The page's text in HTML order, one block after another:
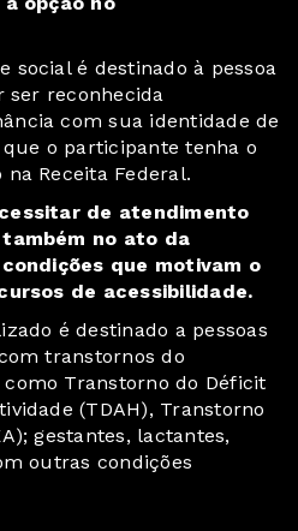
social é destinado à pessoa
ser reconhecida
com sua identidade de
o participante tenha o
Receita Federal.
de atendimento
no ato da
que motivam o
de acessibilidade.
é destinado a pessoas
transtornos do
Transtorno do Déficit
(TDAH), Transtorno
gestantes, lactantes,
outras condições